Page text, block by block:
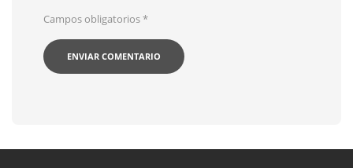
Campos obligatorios*